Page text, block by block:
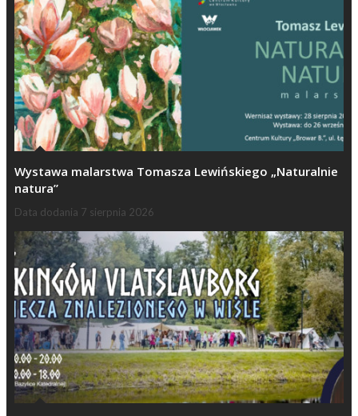
Wystawa malarstwa Tomasza Lewińskiego „Naturalnie
natura”
Data dodania 7 sierpnia 2026